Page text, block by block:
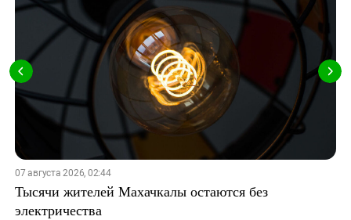
07 августа 2026, 02:44
Тысячи жителей Махачкалы остаются без
электричества